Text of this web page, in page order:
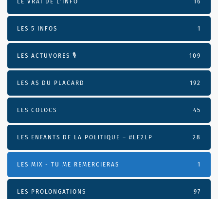
LES 5 INFOS 1
LES ACTUVORES 🎙 109
LES AS DU PLACARD 192
LES COLOCS 45
LES ENFANTS DE LA POLITIQUE – #LE2LP 28
LES MIX - TU ME REMERCIERAS 1
LES PROLONGATIONS 97